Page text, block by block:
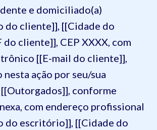
e domiciliado(a)
do cliente]], [[Cidade do
cliente]], CEP XXXX, com
[[E-mail do cliente]],
ação por seu/sua
[[Outorgados]], conforme
com endereço profissional
do escritório]], [[Cidade do